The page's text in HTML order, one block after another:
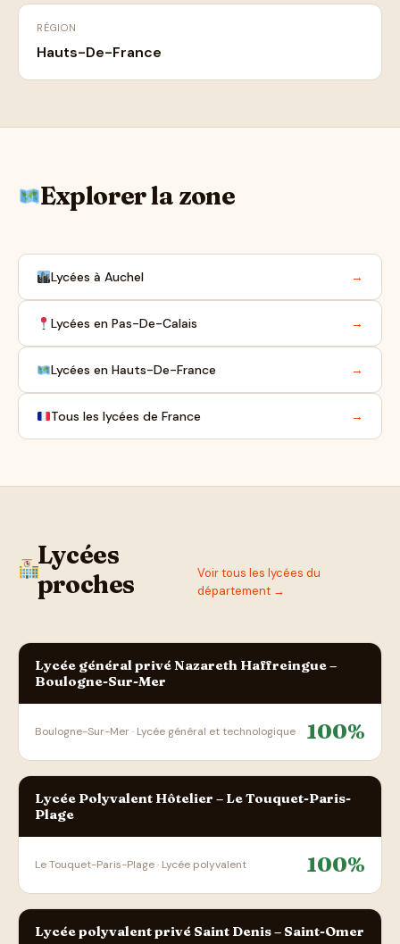
RÉGION
Hauts-De-France
Explorer la zone
Lycées à Auchel →
Lycées en Pas-De-Calais →
Lycées en Hauts-De-France →
Tous les lycées de France →
Lycées
proches
Voir tous les lycées du
département →
Lycée général privé Nazareth Haffreingue –
Boulogne-Sur-Mer
Boulogne-Sur-Mer · Lycée général et technologique 100%
Lycée Polyvalent Hôtelier – Le Touquet-Paris-
Plage
Le Touquet-Paris-Plage · Lycée polyvalent 100%
Lycée polyvalent privé Saint Denis – Saint-Omer